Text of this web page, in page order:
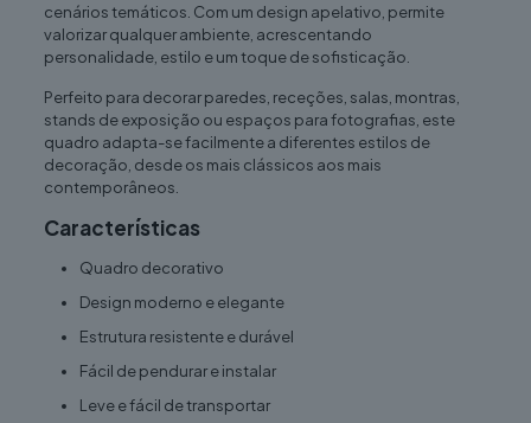
cenários temáticos. Com um design apelativo, permite
valorizar qualquer ambiente, acrescentando
personalidade, estilo e um toque de sofisticação.
Perfeito para decorar paredes, receções, salas, montras,
stands de exposição ou espaços para fotografias, este
quadro adapta-se facilmente a diferentes estilos de
decoração, desde os mais clássicos aos mais
contemporâneos.
Características
Quadro decorativo
Design moderno e elegante
Estrutura resistente e durável
Fácil de pendurar e instalar
Leve e fácil de transportar